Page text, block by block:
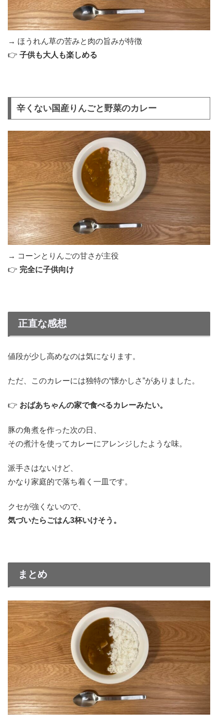
→ ほうれん草の苦みと肉の旨みが特徴
👉 子供も大人も楽しめる
辛くない国産りんごと野菜のカレー
→ コーンとりんごの甘さが主役
👉 完全に子供向け
正直な感想
値段が少し高めなのは気になります。
ただ、このカレーには独特の“懐かしさ”がありました。
👉 おばあちゃんの家で食べるカレーみたい。
豚の角煮を作った次の日、
その煮汁を使ってカレーにアレンジしたような味。
派手さはないけど、
かなり家庭的で落ち着く一皿です。
クセが強くないので、
気づいたらごはん3杯いけそう。
まとめ